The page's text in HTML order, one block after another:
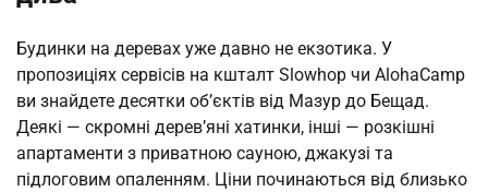
Будинки на деревах уже давно не екзотика. У
пропозиціях сервісів на кшталт Slowhop чи AlohaCamp
ви знайдете десятки об’єктів від Мазур до Бещад.
Деякі — скромні дерев’яні хатинки, інші — розкішні
апартаменти з приватною сауною, джакузі та
підлоговим опаленням. Ціни починаються від близько